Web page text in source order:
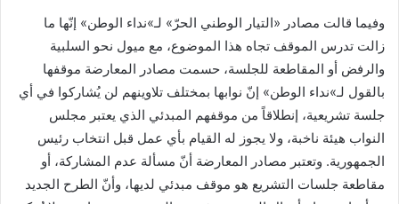
وفيما قالت مصادر «التيار الوطني الحرّ» لـ»نداء الوطن» إنّها ما
زالت تدرس الموقف تجاه هذا الموضوع، مع ميول نحو السلبية
والرفض أو المقاطعة للجلسة، حسمت مصادر المعارضة موقفها
بالقول لـ»نداء الوطن» إنّ نوابها بمختلف تلاوينهم لن يُشاركوا في أي
جلسة تشريعية، إنطلاقاً من موقفهم المبدئي الذي يعتبر مجلس
النواب هيئة ناخبة، ولا يجوز له القيام بأي عمل قبل انتخاب رئيس
الجمهورية. وتعتبر مصادر المعارضة أنّ مسألة عدم المشاركة، أو
مقاطعة جلسات التشريع هو موقف مبدئي لديها، وأنّ الطرح الجديد